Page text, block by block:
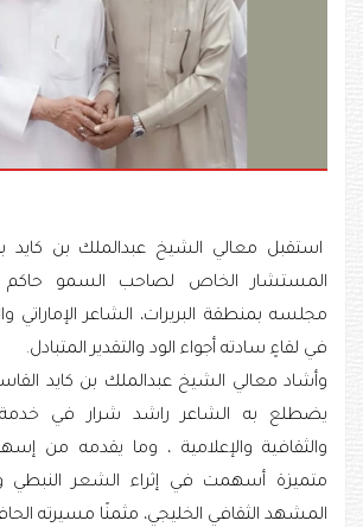
استقبل معالي الشيخ عبدالملك بن كايد
المستشار الخاص لصاحب السمو حاكم
مجلسه بمنطقة البريرات، الشاعر الإماراتي
في لقاءٍ سادته أجواء الود والتقدير المتبادل.
وأشاد معالي الشيخ عبدالملك بن كايد
يضطلع به الشاعر راشد شرار في خدمة
والثقافية والإعلامية ، وما يقدمه من
متميزة أسهمت في إثراء الشعر
المشهد الثقافي الخليجي، مثمنًا مسيرته